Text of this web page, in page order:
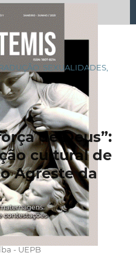
SEXUALIDADES,
de Deus”:
cultural de
Agreste da
- UEPB